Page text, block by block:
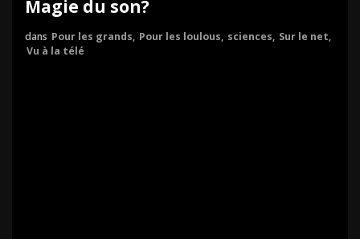
Magie du son?
dans Pour les grands, Pour les loulous, sciences, Sur le net,
Vu à la télé